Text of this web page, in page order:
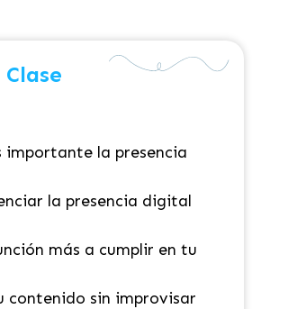
importante la presencia
la presencia digital
más a cumplir en tu
contenido sin improvisar